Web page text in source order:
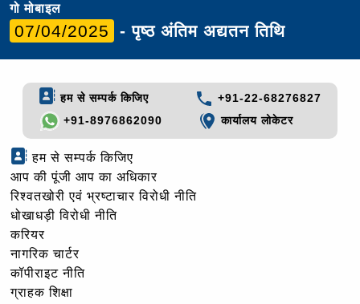
गो मोबाइल
07/04/2025 - पृष्ठ अंतिम अद्यतन तिथि
हम से सम्पर्क किजिए
+91-22-68276827
+91-8976862090
कार्यालय लोकेटर
हम से सम्पर्क किजिए
आप की पूंजी आप का अधिकार
रिश्वतखोरी एवं भ्रष्टाचार विरोधी नीति
धोखाधड़ी विरोधी नीति
करियर
नागरिक चार्टर
कॉपीराइट नीति
ग्राहक शिक्षा